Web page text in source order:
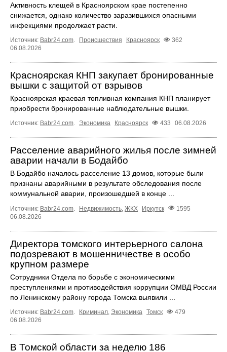
Активность клещей в Красноярском крае постепенно
снижается, однако количество заразившихся опасными
инфекциями продолжает расти.
Источник: Babr24.com. Происшествия Красноярск
362
06.08.2026
Красноярская КНП закупает бронированные
вышки с защитой от взрывов
Красноярская краевая топливная компания КНП планирует
приобрести бронированные наблюдательные вышки.
Источник: Babr24.com. Экономика Красноярск 433 06.08.2026
Расселение аварийного жилья после зимней
аварии начали в Бодайбо
В Бодайбо началось расселение 13 домов, которые были
признаны аварийными в результате обследования после
коммунальной аварии, произошедшей в конце ...
Источник: Babr24.com Недвижимость ЖКХ Иркутск
1595
06.08.2026
Директора томского интерьерного салона
подозревают в мошенничестве в особо
крупном размере
Сотрудники Отдела по борьбе с экономическими
преступлениями и противодействия коррупции ОМВД России
по Ленинскому району города Томска выявили ...
Источник: Babr24.com Криминал Экономика Томск
479
06.08.2026
В Томской области за неделю 186